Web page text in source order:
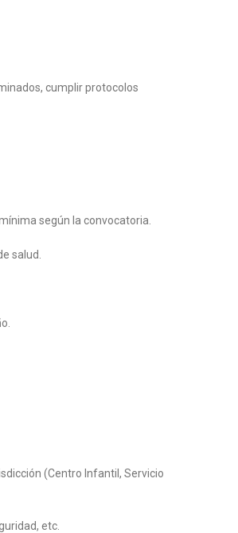
cumplir protocolos
según la convocatoria.
salud.
(Centro Infantil, Servicio
etc.